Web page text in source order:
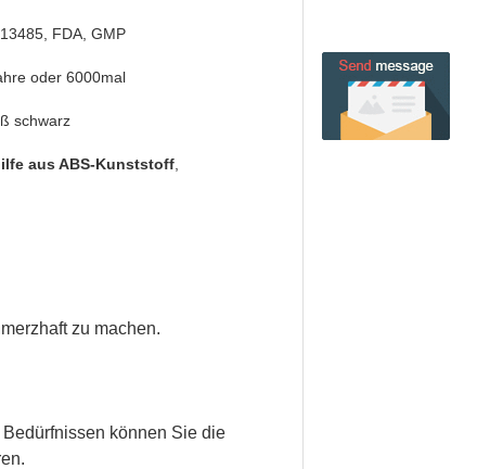
FDA, GMP
oder 6000mal
schwarz
aus ABS-Kunststoff
zu machen.
können Sie die